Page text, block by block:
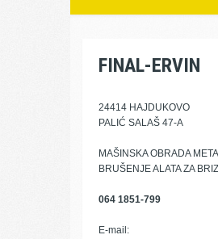
FINAL-ERVIN
24414 HAJDUKOVO
PALIĆ SALAŠ 47-A
MAŠINSKA OBRADA
BRUŠENJE ALATA ZA
064 1851-799
E-mail: